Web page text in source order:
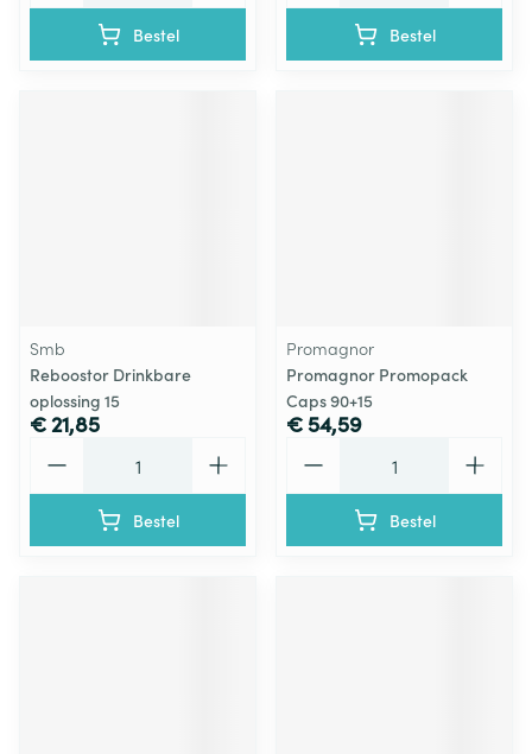
Bestel Bestel
Smb
Reboostor Drinkbare
oplossing 15
€ 21,85
Bestel
Promagnor
Promagnor Promopack
Caps 90+15
€ 54,59
Bestel